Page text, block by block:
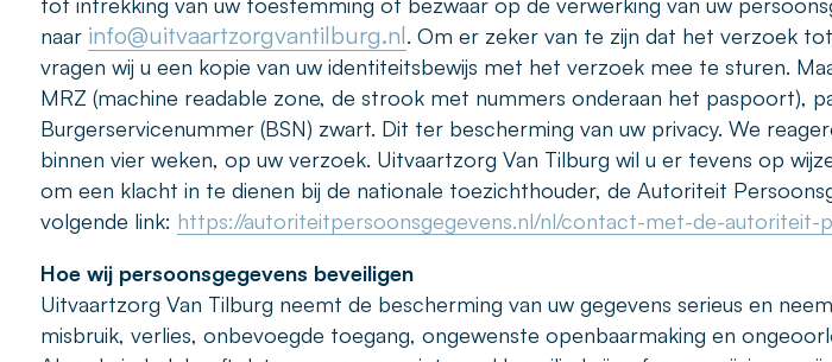
naar info@uitvaartzorgvantilburg.nl. Om er zeker van te zijn dat het verzoek
vragen wij u een kopie van uw identiteitsbewijs met het verzoek mee te sturen.
MRZ (machine readable zone, de strook met nummers onderaan het paspoort),
Burgerservicenummer (BSN) zwart. Dit ter bescherming van uw privacy. We
binnen vier weken, op uw verzoek. Uitvaartzorg Van Tilburg wil u er tevens op
om een klacht in te dienen bij de nationale toezichthouder, de Autoriteit
volgende link: https://autoriteitpersoonsgegevens.nl/nl/contact-met-de-autoriteit-
Hoe wij persoonsgegevens beveiligen
Uitvaartzorg Van Tilburg neemt de bescherming van uw gegevens serieus en
misbruik, verlies, onbevoegde toegang, ongewenste openbaarmaking en